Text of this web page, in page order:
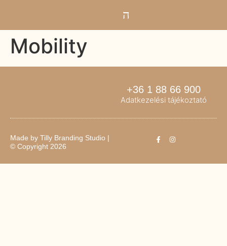
Mobility
+36 1 88 66 900
Adatkezelési tájékoztató
Made by Tilly Branding Studio |
© Copyright 2026